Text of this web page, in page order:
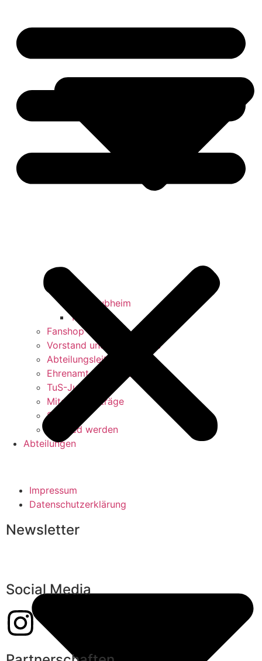
TuS Clubheim
TuS-Halle
Fanshop
Vorstand und Beauftragte
Abteilungsleiter/innen
Ehrenamt und Engagement
TuS-Jugend
Mitgliedsbeiträge
Satzung
Mitglied werden
Abteilungen
Impressum
Datenschutzerklärung
Newsletter
Social Media